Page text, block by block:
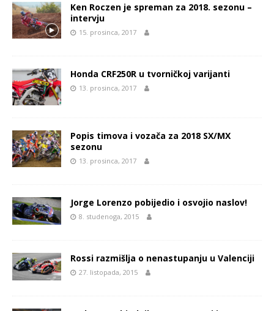
Ken Roczen je spreman za 2018. sezonu –
intervju
15. prosinca, 2017
Honda CRF250R u tvorničkoj varijanti
13. prosinca, 2017
Popis timova i vozača za 2018 SX/MX
sezonu
13. prosinca, 2017
Jorge Lorenzo pobijedio i osvojio naslov!
8. studenoga, 2015
Rossi razmišlja o nenastupanju u Valenciji
27. listopada, 2015